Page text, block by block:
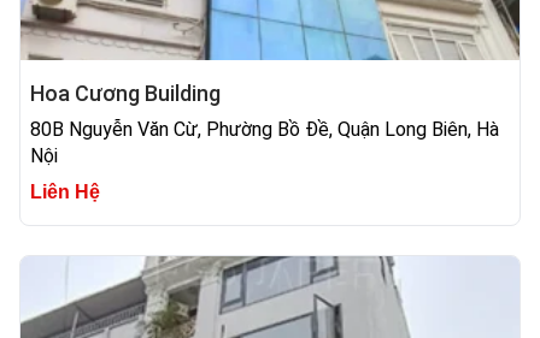
Hoa Cương Building
80B Nguyễn Văn Cừ, Phường Bồ Đề, Quận Long Biên, Hà
Nội
Liên Hệ